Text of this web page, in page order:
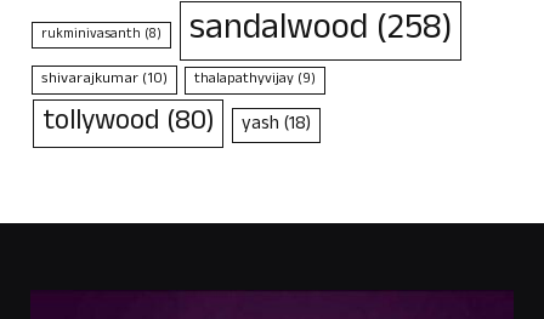
rukminivasanth (8) sandalwood (258)
shivarajkumar(10) thalapathyvijay(9)
tollywood (80) yash(18)